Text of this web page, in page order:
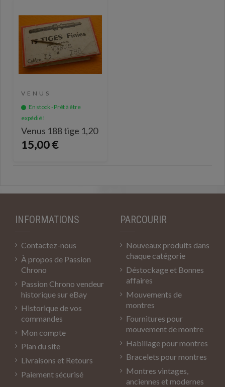
VENUS
En stock - Prêt à être
expédié !
Venus 188 tige 1,20
15,00 €
INFORMATIONS
Contactez-nous
À propos de Passion
Chrono
Passion Chrono vendeur
historique sur eBay
Historique de vos
commandes
Mon compte
Plan du site
Livraisons et Retours
Paiement sécurisé
PARCOURIR
Nouveaux produits dans
chaque catégorie
Déstockage et Bonnes
affaires
Mouvements de
montres
Fournitures pour
mouvement de montre
Habillage pour montres
Bracelets pour montres
Montres vintages,
anciennes et modernes